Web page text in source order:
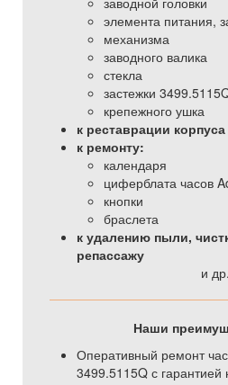
элемента питания,
механизма
заводного валика
стекла
застежки
крепежного ушка
к реставрации корпуса
к ремонту:
календаря
циферблата часов
кнопки
браслета
к удалению пыли,
репассажу
и др.
Наши
Оперативный ремонт
3499.5115Q с